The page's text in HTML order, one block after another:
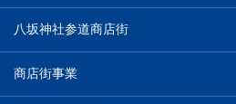
八坂神社参道商店街
商店街事業